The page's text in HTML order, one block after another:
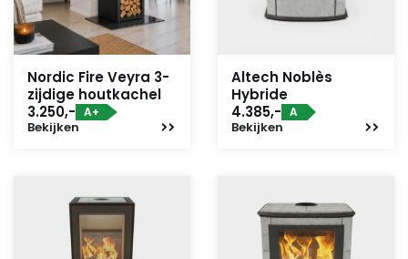
Nordic Fire Veyra 3-
zijdige houtkachel
3.250,- A+
Bekijken
Altech Noblès
Hybride
4.385,- A
Bekijken